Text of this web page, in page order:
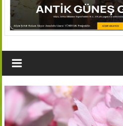
YEDİSEVİN
HABER
Köyleri
Haber
Portalı